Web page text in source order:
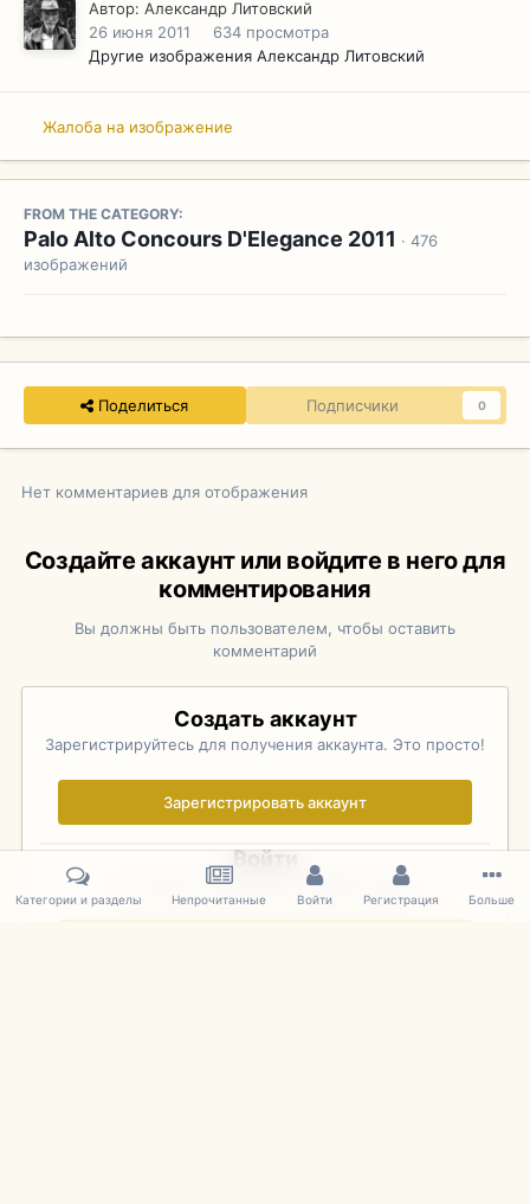
Автор: Александр Литовский
26 июня 2011
634 просмотра
Другие изображения Александр Литовский
Жалоба на изображение
FROM THE CATEGORY:
Palo Alto Concours D'Elegance 2011 · 476
изображений
Поделиться Подписчики 0
Нет комментариев для отображения
Создайте аккаунт или войдите в него для
комментирования
Вы должны быть пользователем, чтобы оставить
комментарий
Создать аккаунт
Зарегистрируйтесь для получения аккаунта. Это просто!
Зарегистрировать аккаунт
Войти
Уже зарегистрированы? Войдите здесь.
Категории и разделы Непрочитанные Войти Регистрация Больше